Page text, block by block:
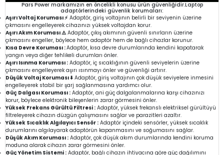
Pars Power markamızın en öncelikli konusu ürün güvenliğidir.Laptop
adaptörlerindeki güvenlik korumaları:
Aşırı Voltaj Koruması ⚡ Adaptör, giriş voltajının belirli bir seviyenin üzerine
çıkmasını engelleyerek cihazınızı yüksek voltajdan korur.
Aşırı Akım Koruması ⚠️Adaptör, çıkış akımının güvenli sınırların üzerine
çıkmasını engeller, böylece hem adaptör hem de bağlı cihazlar korunur.
Kısa Devre Koruması :Adaptör, kısa devre durumlarında kendini kapatarak
yangın veya diğer tehlikeli durumları önler.
Aşırı Isınma Koruması : Adaptör, iç sıcaklığının güvenli seviyelerin üzerine
çıkmasını engelleyerek aşırı ısınmayı önler ve güvenliği artırır.
Düşük Voltaj Koruması ⬇️ Adaptör, giriş voltajının çok düşük seviyelere inmesini
engelleyerek stabil bir şarj sağlanmasına yardımcı olur.
Güç Dalgası Koruması : Adaptör, ani güç dalgalanmalarına karşı cihazınızı
korur, böylece elektronik bileşenlerin zarar görmesini önler.
Yüksek Frekans Gürültü Filtresi : Adaptör, yüksek frekanslı elektriksel gürültüyü
filtreleyerek cihazın düzgün çalışmasını sağlar ve parazitleri azaltır.
Yüksek Sıcaklık Algılayıcı Sensör : Adaptör içindeki sensörler, yüksek sıcaklık
durumlarını algılayarak adaptörün kapanmasını ve soğumasını sağlar.
Düşük Akım Koruması : Adaptör, çok düşük akım durumlarında kendini koruma
moduna alarak cihazın zarar görmesini önler.
Güç Yönetim Sistemi : Adaptör, bağlı cihazın ihtiyacına göre güç dağılımını